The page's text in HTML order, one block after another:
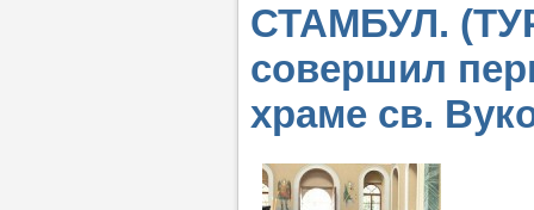
СТАМБУЛ.
совершил
храме св.